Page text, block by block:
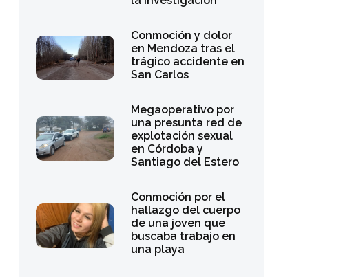
Conmoción y dolor
en Mendoza tras el
trágico accidente en
San Carlos
Megaoperativo por
una presunta red de
explotación sexual
en Córdoba y
Santiago del Estero
Conmoción por el
hallazgo del cuerpo
de una joven que
buscaba trabajo en
una playa